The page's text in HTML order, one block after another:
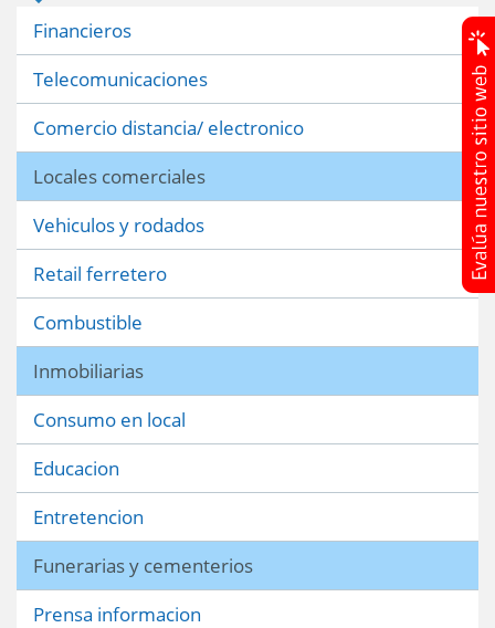
Financieros
Telecomunicaciones
Comercio distancia/ electronico
Locales comerciales
Vehiculos y rodados
Retail ferretero
Combustible
Inmobiliarias
Consumo en local
Educacion
Entretencion
Funerarias y cementerios
Prensa informacion